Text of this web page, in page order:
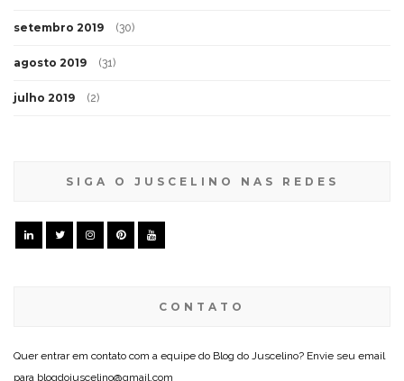
setembro 2019 (30)
agosto 2019 (31)
julho 2019 (2)
SIGA O JUSCELINO NAS REDES
CONTATO
Quer entrar em contato com a equipe do Blog do Juscelino? Envie seu email
para blogdojuscelino@gmail.com